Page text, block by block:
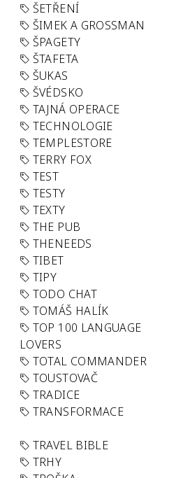
ŠETŘENÍ
ŠIMEK A GROSSMAN
ŠPAGETY
ŠTAFETA
ŠUKAS
ŠVÉDSKO
TAJNÁ OPERACE
TECHNOLOGIE
TEMPLESTORE
TERRY FOX
TEST
TESTY
TEXTY
THE PUB
THENEEDS
TIBET
TIPY
TODO CHAT
TOMÁŠ HALÍK
TOP 100 LANGUAGE
LOVERS
TOTAL COMMANDER
TOUSTOVAČ
TRADICE
TRANSFORMACE
TRAVEL BIBLE
TRHY